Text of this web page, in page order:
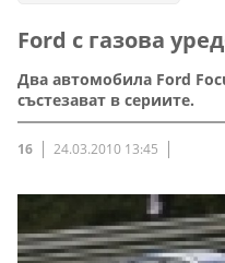
Ford с газова
Два автомобила Ford
състезават в сериите.
16 24.03.2010 13:45